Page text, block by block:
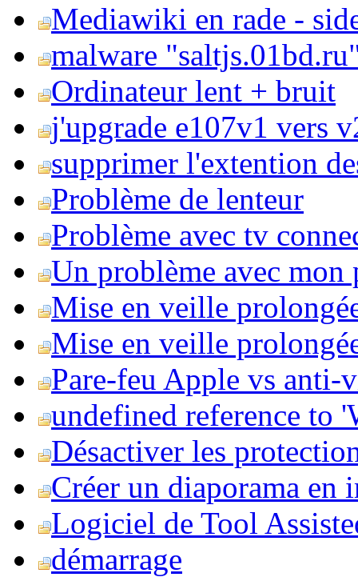
Mediawiki en rade -
malware
Ordinateur lent + bruit
j'upgrade e107v1 vers
supprimer l'extention
Problème de lenteur
Problème avec tv
Un problème avec mon
Mise en veille
Mise en veille
Pare-feu Apple vs anti-
undefined reference to
Désactiver les
Créer un diaporama en
Logiciel de Tool
démarrage